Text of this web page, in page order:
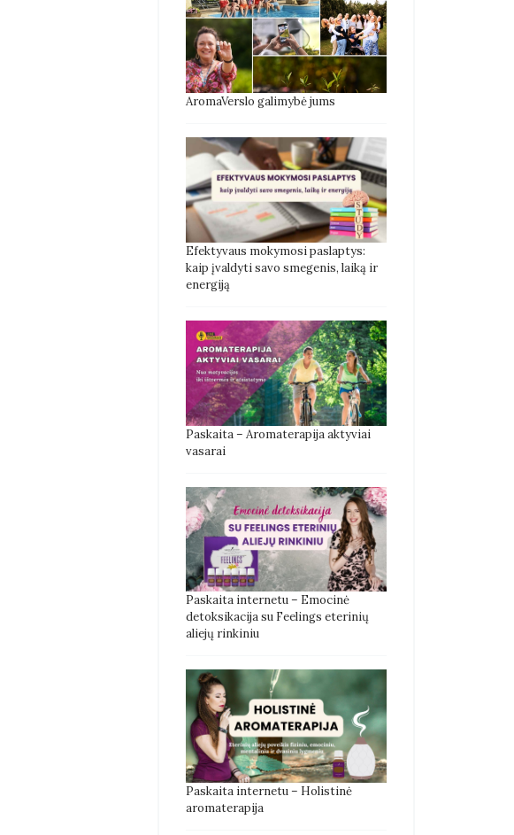
AromaVerslo galimybė jums
Efektyvaus mokymosi paslaptys:
kaip įvaldyti savo smegenis, laiką ir
energiją
Paskaita – Aromaterapija aktyviai
vasarai
Paskaita internetu – Emocinė
detoksikacija su Feelings eterinių
aliejų rinkiniu
Paskaita internetu – Holistinė
aromaterapija